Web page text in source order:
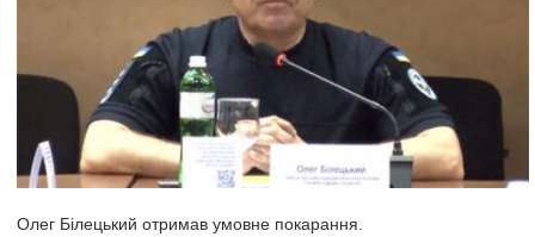
Олег Білецький отримав умовне покарання.